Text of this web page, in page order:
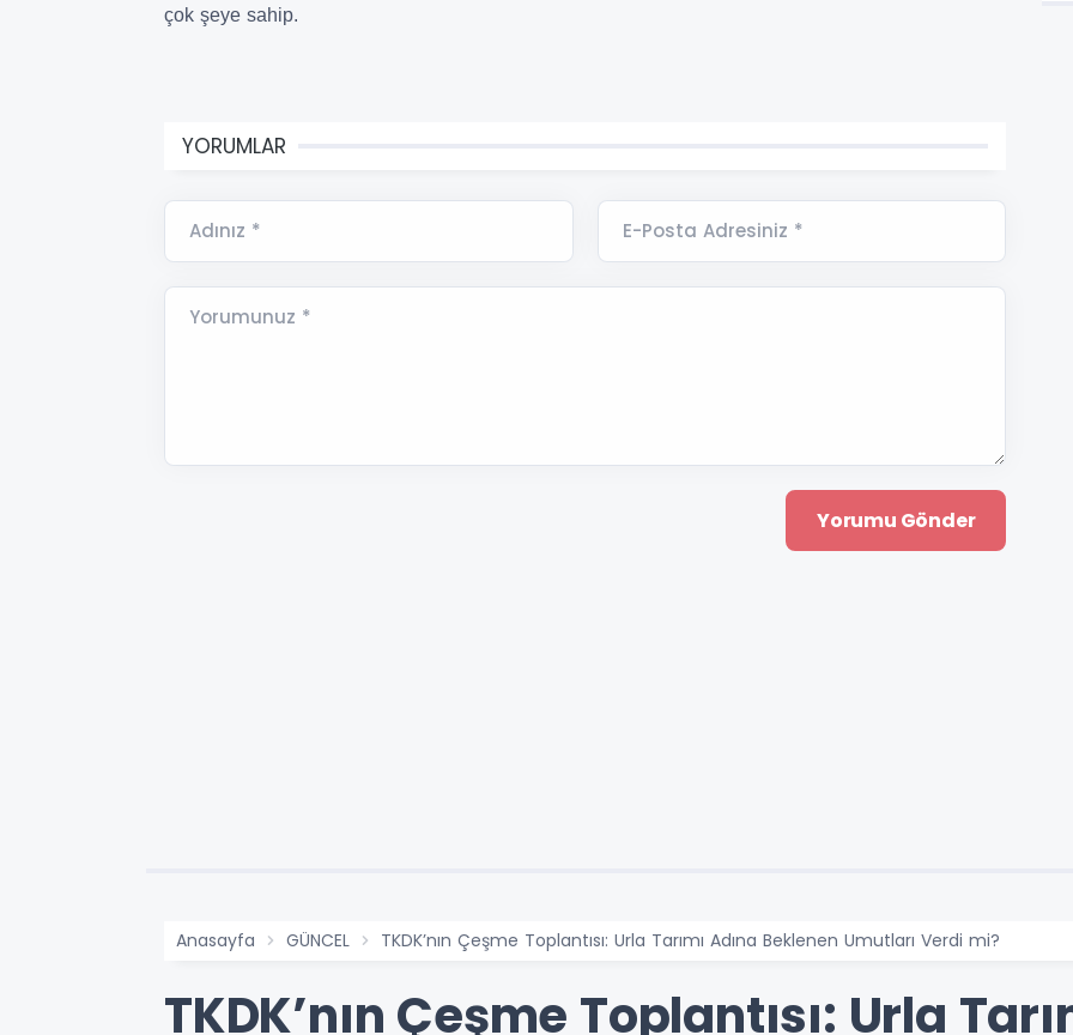
çok şeye sahip.
YORUMLAR
Adınız * E-Posta Adresiniz *
Yorumunuz *
Anasayfa GÜNCEL TKDK’nın Çeşme Toplantısı: Urla Tarımı Adına Beklenen Umutları Verdi mi?
TKDK’nın Çeşme Toplantısı: Urla